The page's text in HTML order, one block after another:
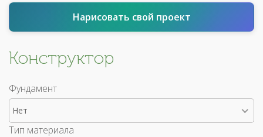
Нарисовать свой проект
Конструктор
Фундамент
Нет
Тип материала